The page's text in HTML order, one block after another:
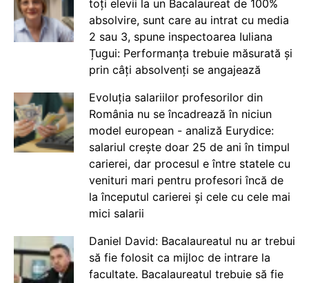
toți elevii la un Bacalaureat de 100%
absolvire, sunt care au intrat cu media
2 sau 3, spune inspectoarea Iuliana
Țugui: Performanța trebuie măsurată și
prin câți absolvenți se angajează
Evoluția salariilor profesorilor din
România nu se încadrează în niciun
model european - analiză Eurydice:
salariul crește doar 25 de ani în timpul
carierei, dar procesul e între statele cu
venituri mari pentru profesori încă de
la începutul carierei și cele cu cele mai
mici salarii
Daniel David: Bacalaureatul nu ar trebui
să fie folosit ca mijloc de intrare la
facultate. Bacalaureatul trebuie să fie